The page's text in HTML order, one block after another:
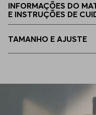
42
43
45
INFORMAÇÕES DO
E INSTRUÇÕES DE
TAMANHO E AJUSTE